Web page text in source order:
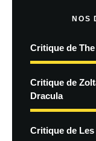
NOS
Critique de
Critique de
Dracula
Critique de